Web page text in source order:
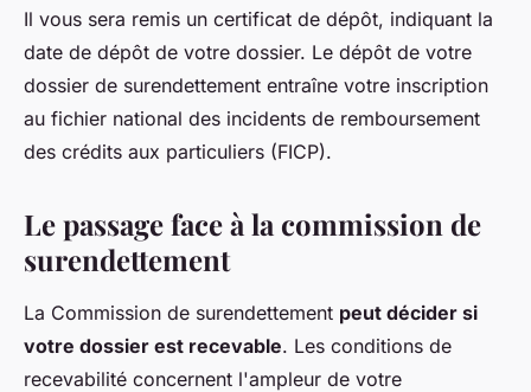
Il vous sera remis un certificat de dépôt, indiquant la
date de dépôt de votre dossier. Le dépôt de votre
dossier de surendettement entraîne votre inscription
au fichier national des incidents de remboursement
des crédits aux particuliers (FICP).
Le passage face à la commission de
surendettement
La Commission de surendettement peut décider si
votre dossier est recevable. Les conditions de
recevabilité concernent l'ampleur de votre